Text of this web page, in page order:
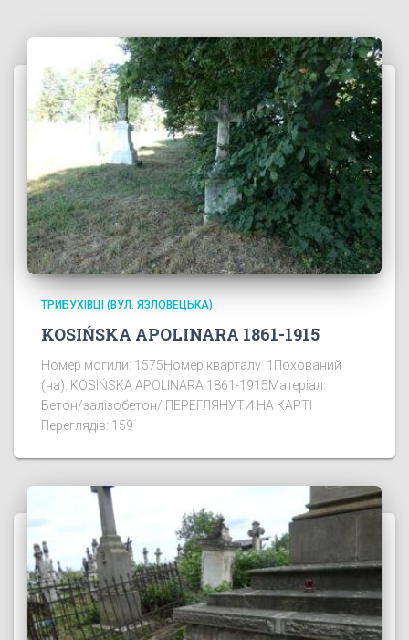
ТРИБУХІВЦІ (ВУЛ. ЯЗЛОВЕЦЬКА)
KOSIŃSKA APOLINARA 1861-1915
Номер могили: 1575Номер кварталу: 1Похований
(на): KOSIŃSKA APOLINARA 1861-1915Матеріал:
Бетон/залізобетон/ ПЕРЕГЛЯНУТИ НА КАРТІ
Переглядів: 159